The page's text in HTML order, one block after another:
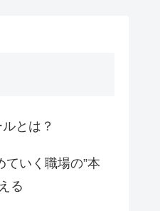
とは？
ていく職場の”本
る